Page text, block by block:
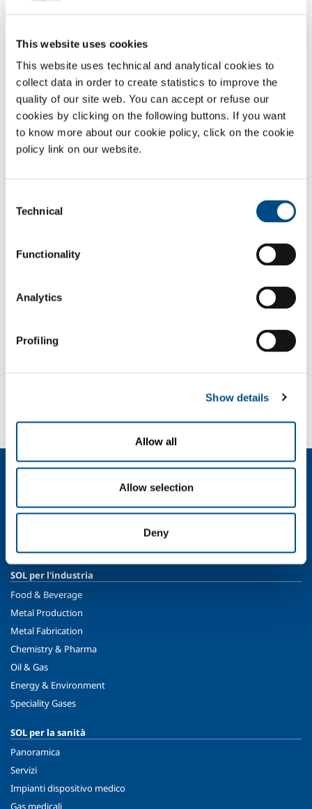
This website uses cookies
This website uses technical and analytical cookies to
collect data in order to create statistics to improve the
quality of our site web. You can accept or refuse our
cookies by clicking on the following buttons. If you want
to know more about our cookie policy, click on the cookie
policy link on our website.
Selection
Technical
Functionality
Analytics
Profiling
Show details
Allow all
Allow selection
Deny
FOOD
& BEVERAGE
METAL
PRODUCTION
Chi siamo
Etica e valori
SOL per l'industria
Food & Beverage
Metal Production
Metal Fabrication
Chemistry & Pharma
Oil & Gas
Energy & Environment
Speciality Gases
SOL per la sanità
Panoramica
Servizi
Impianti dispositivo medico
Gas medicali